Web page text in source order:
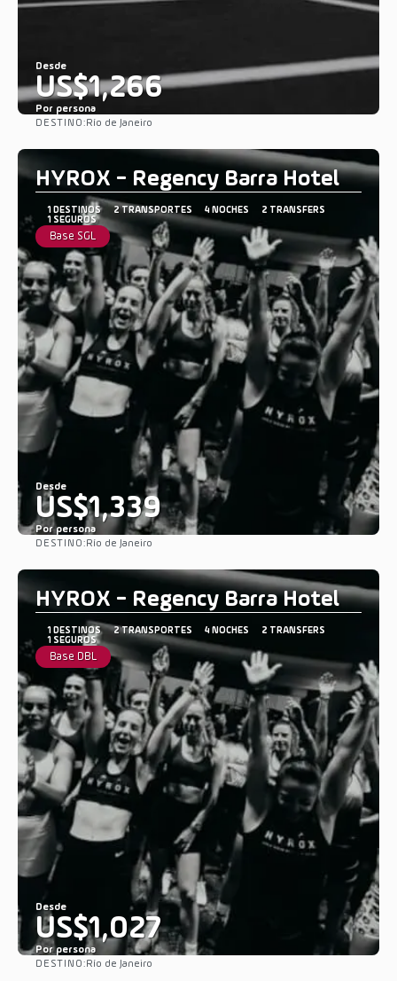
Desde
US$1,266
Por persona
DESTINO:Río de Janeiro
HYROX - Regency Barra Hotel
1 DESTINOS 2 TRANSPORTES 4 NOCHES
2 TRANSFERS
1 SEGUROS
Base SGL
Desde
US$1,339
Por persona
DESTINO:Río de Janeiro
HYROX - Regency Barra Hotel
1 DESTINOS 2 TRANSPORTES 4 NOCHES
2 TRANSFERS
1 SEGUROS
Base DBL
Desde
US$1,027
Por persona
DESTINO:Río de Janeiro